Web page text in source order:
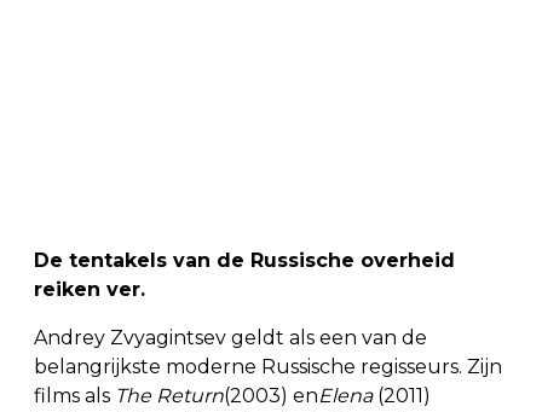
De tentakels van de Russische overheid
reiken ver.
Andrey Zvyagintsev geldt als een van de
belangrijkste moderne Russische regisseurs. Zijn
films als The Return(2003) enElena (2011)